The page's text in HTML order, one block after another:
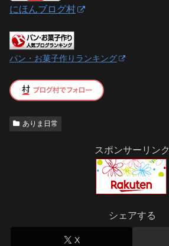
にほんブログ村
パン・お菓子作りランキング
ありま日常
スポンサーリンク
シェアする
X